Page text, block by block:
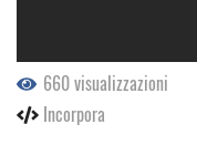
660 visualizzazioni
Incorpora